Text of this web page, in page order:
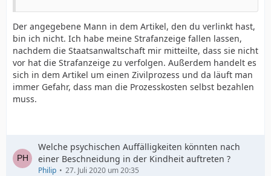
Der angegebene Mann in dem Artikel, den du verlinkt hast,
bin ich nicht. Ich habe meine Strafanzeige fallen lassen,
nachdem die Staatsanwaltschaft mir mitteilte, dass sie nicht
vor hat die Strafanzeige zu verfolgen. Außerdem handelt es
sich in dem Artikel um einen Zivilprozess und da läuft man
immer Gefahr, dass man die Prozesskosten selbst bezahlen
muss.
Welche psychischen Auffälligkeiten könnten nach
einer Beschneidung in der Kindheit auftreten ?
Philip 27. Juli 2020 um 20:35